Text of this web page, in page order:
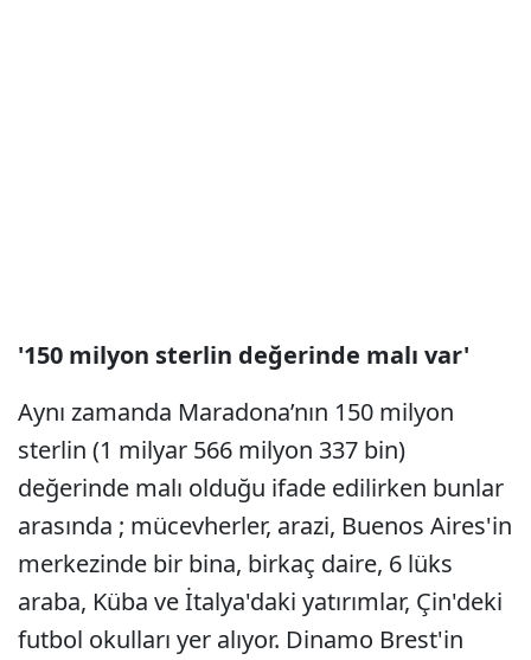
'150 milyon sterlin değerinde malı var'
Aynı zamanda Maradona’nın 150 milyon
sterlin (1 milyar 566 milyon 337 bin)
değerinde malı olduğu ifade edilirken bunlar
arasında ; mücevherler, arazi, Buenos Aires'in
merkezinde bir bina, birkaç daire, 6 lüks
araba, Küba ve İtalya'daki yatırımlar, Çin'deki
futbol okulları yer alıyor. Dinamo Brest'in